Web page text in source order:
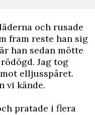
och rusade
fram reste han sig
han sedan mötte
Jag tog
elljusspåret.
vi kände.
pratade i flera